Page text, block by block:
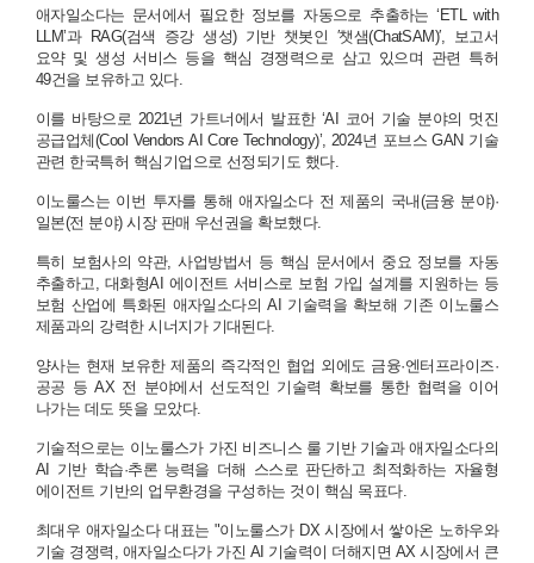
애자일소다는 문서에서 필요한 정보를 자동으로 추출하는 ‘ETL with
LLM’과 RAG(검색 증강 생성) 기반 챗봇인 ′챗샘(ChatSAM)′, 보고서
요약 및 생성 서비스 등을 핵심 경쟁력으로 삼고 있으며 관련 특허
49건을 보유하고 있다.
이를 바탕으로 2021년 가트너에서 발표한 ‘AI 코어 기술 분야의 멋진
공급업체(Cool Vendors AI Core Technology)’, 2024년 포브스 GAN 기술
관련 한국특허 핵심기업으로 선정되기도 했다.
이노룰스는 이번 투자를 통해 애자일소다 전 제품의 국내(금융 분야)·
일본(전 분야) 시장 판매 우선권을 확보했다.
특히 보험사의 약관, 사업방법서 등 핵심 문서에서 중요 정보를 자동
추출하고, 대화형AI 에이전트 서비스로 보험 가입 설계를 지원하는 등
보험 산업에 특화된 애자일소다의 AI 기술력을 확보해 기존 이노룰스
제품과의 강력한 시너지가 기대된다.
양사는 현재 보유한 제품의 즉각적인 협업 외에도 금융·엔터프라이즈·
공공 등 AX 전 분야에서 선도적인 기술력 확보를 통한 협력을 이어
나가는 데도 뜻을 모았다.
기술적으로는 이노룰스가 가진 비즈니스 룰 기반 기술과 애자일소다의
AI 기반 학습·추론 능력을 더해 스스로 판단하고 최적화하는 자율형
에이전트 기반의 업무환경을 구성하는 것이 핵심 목표다.
최대우 애자일소다 대표는 "이노룰스가 DX 시장에서 쌓아온 노하우와
기술 경쟁력, 애자일소다가 가진 AI 기술력이 더해지면 AX 시장에서 큰